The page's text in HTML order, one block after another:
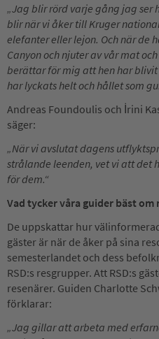
„Jag blir rörd varje gång jag ser
blir när viåker till Kruger
elefanter eller lejon. Och när de
Canyon och njuter av vår mat
berättar för mig att hen har
har lyckats helt och hållet som
Andreas Foundoulis och İrini
säger:
„När vi avslutat dagens
strålande leenden, vet vi att det
för dem.“
Vad tycker våra guider bäst om
De uppskattar hur
gäster är när de åker på sina
semesterlandet och dess
RSD:s resgrupper. Att RSD:s
resenärer. Guiden Charlotte
förklarar:
„Jag gillar att arbeta med